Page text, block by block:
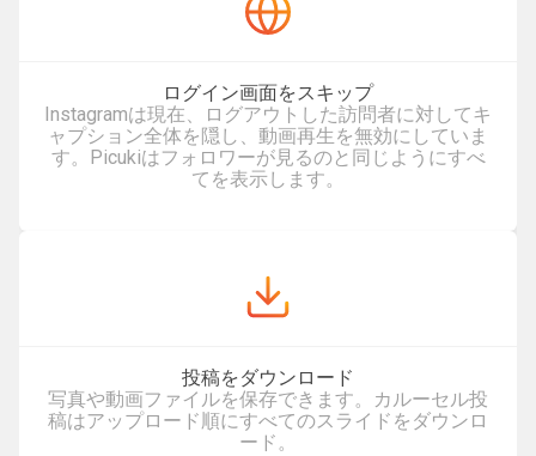
ログイン画面をスキップ
Instagramは現在、ログアウトした訪問者に対してキ
ャプション全体を隠し、動画再生を無効にしていま
す。Picukiはフォロワーが見るのと同じようにすべ
てを表示します。
投稿をダウンロード
写真や動画ファイルを保存できます。カルーセル投
稿はアップロード順にすべてのスライドをダウンロ
ード。